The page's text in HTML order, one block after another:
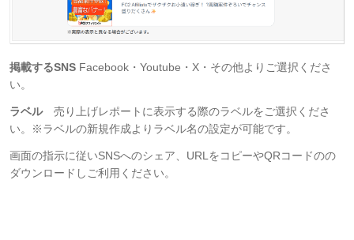
掲載するSNS Facebook・Youtube・X・その他よりご選択くださ
い。
ラベル売り上げレポートに表示する際のラベルをご選択くださ
い。※ラベルの新規作成よりラベル名の設定が可能です。
画面の指示に従いSNSへのシェア、URLをコピーやQRコードのの
ダウンロードしご利用ください。